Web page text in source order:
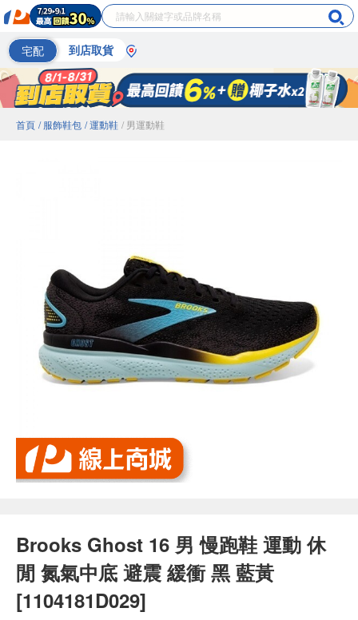
宅配 到店取貨
首頁 / 服飾鞋包 / 運動鞋 / 男運動鞋
Brooks Ghost 16 男 慢跑鞋 運動 休
閒 氮氣中底 避震 緩衝 黑 藍黃
[1104181D029]